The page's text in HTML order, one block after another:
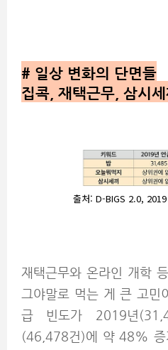
# 일상 변화의 단면들
집콕, 재택근무, 삼시세
출처: D-BIGS 2.0,
재택근무와 온라인 개학
그야말로 먹는 게 큰 고민
급 빈도가 2019년
(46,478건)에 약 48% 증